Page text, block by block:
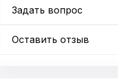
Задать вопрос
Оставить отзыв